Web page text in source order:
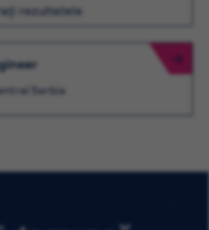
rezultatele
Serbia